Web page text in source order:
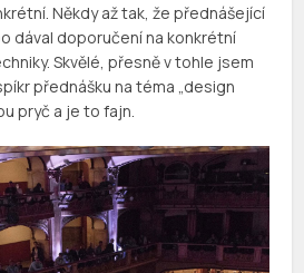
Někdy až tak, že přednášející
dával doporučení na konkrétní
Skvělé, přesně v tohle jsem
přednášku na téma „design
pryč a je to fajn.